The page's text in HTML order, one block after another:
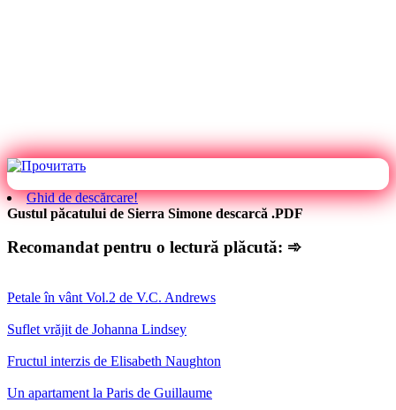
Ghid de descărcare!
Gustul păcatului de Sierra Simone descarcă .PDF
Recomandat pentru o lectură plăcută: ➾
Petale în vânt Vol.2 de V.C. Andrews
Suflet vrăjit de Johanna Lindsey
Fructul interzis de Elisabeth Naughton
Un apartament la Paris de Guillaume